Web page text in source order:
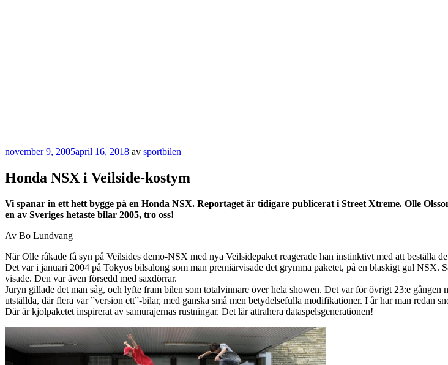
Publicerat
november 9, 2005april 16, 2018 av sportbilen
Honda NSX i Veilside-kostym
Vi spanar in ett hett bygge på en Honda NSX. Reportaget är tidigare publicerat i Street Xtreme. Olle
en av Sveriges hetaste bilar 2005, tro oss!
Av Bo Lundvang
När Olle råkade få syn på Veilsides demo-NSX med nya Veilsidepaket reagerade han instinktivt med att beställa
Det var i januari 2004 på Tokyos bilsalong som man premiärvisade det grymma paketet, på en blaskigt gul
visade. Den var även försedd med saxdörrar.
Juryn gillade det man såg, och lyfte fram bilen som totalvinnare över hela showen. Det var för övrigt 23:e
utställda, där flera var ”version ett”-bilar, med ganska små men betydelsefulla modifikationer. I år har man redan
Där är kjolpaketet inspirerat av samurajernas rustningar. Det lär attrahera dataspelsgenerationen!